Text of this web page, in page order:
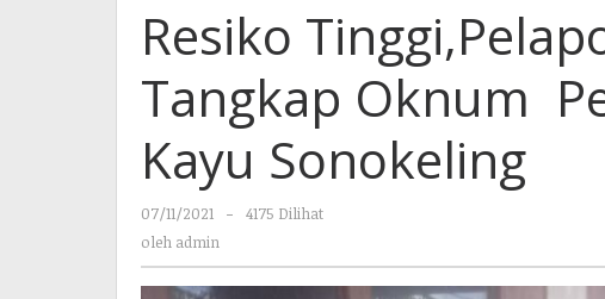
APH
Tangkap
Oknum
Pelaku
Perambah
Sonokeling
Resiko
Tangkap Oknum
Kayu Sonokeling
07/11/2021
oleh
-
4175 Dilihat
oleh admin